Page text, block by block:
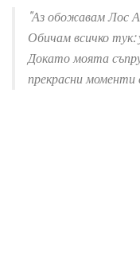
"Аз обожавам Лос
Обичам всичко тук:
Докато моята
прекрасни моменти